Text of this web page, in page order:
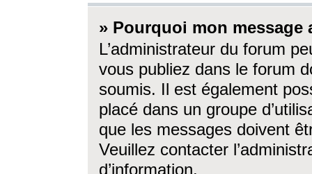
» Pourquoi mon message
L’administrateur du forum
vous publiez dans le forum
soumis. Il est également
placé dans un groupe
que les messages doivent
Veuillez contacter
d’information.